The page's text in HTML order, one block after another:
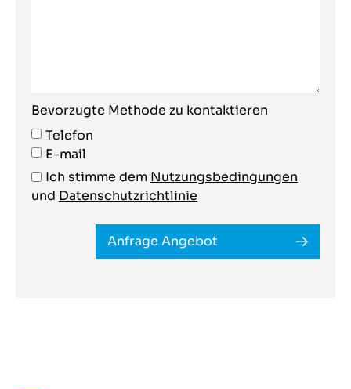
Bevorzugte Methode zu kontaktieren
Telefon
E-mail
Ich stimme dem Nutzungsbedingungen
und Datenschutzrichtlinie
Anfrage Angebot